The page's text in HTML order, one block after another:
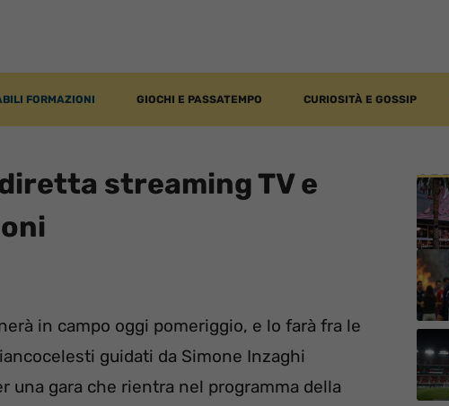
FORMAZIONI GIOCHI E PASSATEMPO CURIOSITÀ E GOSSIP
streaming TV e
in campo oggi pomeriggio, e lo farà fra le
guidati da Simone Inzaghi
una gara che rientra nel programma della